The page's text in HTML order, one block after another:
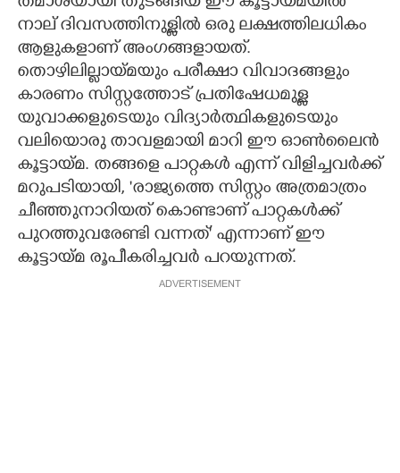
നാല് ദിവസത്തിനുള്ളിൽ ഒരു ലക്ഷത്തിലധികം
ആളുകളാണ് അംഗങ്ങളായത്.
തൊഴിലില്ലായ്മയും പരീക്ഷാ വിവാദങ്ങളും
കാരണം സിസ്റ്റത്തോട് പ്രതിഷേധമുള്ള
യുവാക്കളുടെയും വിദ്യാർത്ഥികളുടെയും
വലിയൊരു താവളമായി മാറി ഈ ഓൺലൈൻ
കൂട്ടായ്മ. തങ്ങളെ പാറ്റകൾ എന്ന് വിളിച്ചവർക്ക്
മറുപടിയായി, 'രാജ്യത്തെ സിസ്റ്റം അത്രമാത്രം
ചീഞ്ഞുനാറിയത് കൊണ്ടാണ് പാറ്റകൾക്ക്
പുറത്തുവരേണ്ടി വന്നത്' എന്നാണ് ഈ
കൂട്ടായ്മ രൂപീകരിച്ചവർ പറയുന്നത്.
ADVERTISEMENT